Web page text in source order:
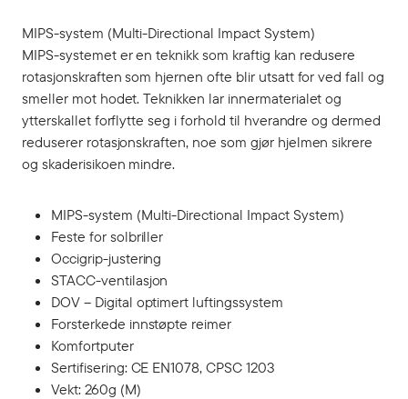
MIPS-system (Multi-Directional Impact System)
MIPS-systemet er en teknikk som kraftig kan redusere
rotasjonskraften som hjernen ofte blir utsatt for ved fall og
smeller mot hodet. Teknikken lar innermaterialet og
ytterskallet forflytte seg i forhold til hverandre og dermed
reduserer rotasjonskraften, noe som gjør hjelmen sikrere
og skaderisikoen mindre.
MIPS-system (Multi-Directional Impact System)
Feste for solbriller
Occigrip-justering
STACC-ventilasjon
DOV – Digital optimert luftingssystem
Forsterkede innstøpte reimer
Komfortputer
Sertifisering: CE EN1078, CPSC 1203
Vekt: 260g (M)